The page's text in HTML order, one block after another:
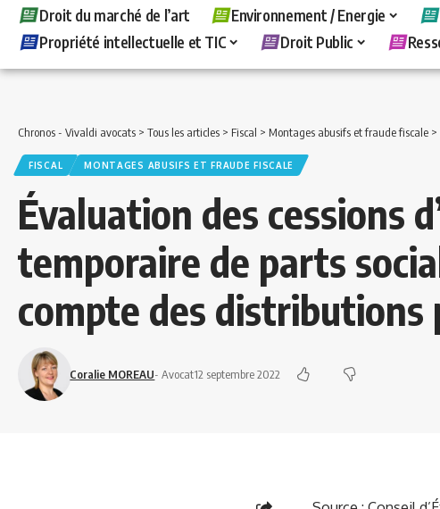
Droit du marché de l’art
Environnement / Energie
Propriété intellectuelle et TIC
Droit Public
Chronos - Vivaldi avocats > Tous les articles > Fiscal > Montages abusifs et fraude fiscale >
FISCAL MONTAGES ABUSIFS ET FRAUDE FISCALE
Évaluation des cessions
temporaire de parts
compte des distributions
Coralie MOREAU- Avocat12 septembre 2022